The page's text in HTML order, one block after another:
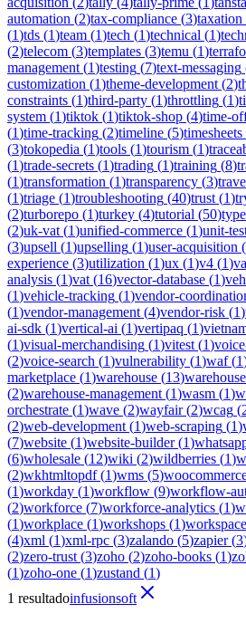
automation (2)tax-compliance (3)taxation
(1)tds (1)team (1)tech (1)technical (1)
(2)telecom (3)templates (3)temu (1)
management (1)testing (7)text-messaging
customization (1)theme-development (2)
constraints (1)third-party (1)throttling (1)
system (1)tiktok (1)tiktok-shop (4)time-
(1)time-tracking (2)timeline (5)timesheets
(3)tokopedia (1)tools (1)tourism (1)
(1)trade-secrets (1)trading (1)training (8)
(1)transformation (1)transparency (3)
(1)triage (1)troubleshooting (40)trust (1)
(2)turborepo (1)turkey (4)tutorial (50)
(2)uk-vat (1)unified-commerce (1)unit-
(3)upsell (1)upselling (1)user-acquisition (
experience (3)utilization (1)ux (1)v4 (1)
analysis (1)vat (16)vector-database (1)
(1)vehicle-tracking (1)vendor-
(1)vendor-management (4)vendor-risk (1)
ai-sdk (1)vertical-ai (1)vertipaq (1)
(1)visual-merchandising (1)vitest (1)
(2)voice-search (1)vulnerability (1)waf(1
marketplace (1)warehouse (13)
(2)warehouse-management (1)wasm (1)
orchestrate (1)wave (2)wayfair(2)wcag (
(2)web-development (1)web-scraping (1)
(7)website (1)website-builder(1)
(6)wholesale (12)wiki (2)wildberries (1)
(2)wkhtmltopdf(1)wms (5)
(1)workday (1)workflow (9)workflow-
(2)workforce (7)workforce-analytics (1)
(1)workplace (1)workshops (1)workspace
(4)xml (1)xml-rpc (3)zalando (5)zapier(3
(2)zero-trust (3)zoho (2)zoho-books (1)
(1)zoho-one (1)zustand (1)
1 resultadoinfusionsoft